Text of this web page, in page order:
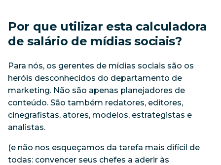
Por que utilizar esta calculadora
de salário de mídias sociais?
Para nós, os gerentes de mídias sociais são os
heróis desconhecidos do departamento de
marketing. Não são apenas planejadores de
conteúdo. São também redatores, editores,
cinegrafistas, atores, modelos, estrategistas e
analistas.
(e não nos esqueçamos da tarefa mais difícil de
todas: convencer seus chefes a aderir às